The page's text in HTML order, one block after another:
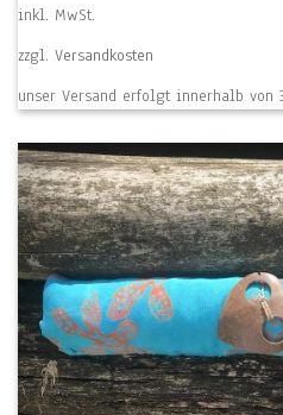
inkl. MwSt.
zzgl. Versandkosten
unser Versand erfolgt innerhalb von